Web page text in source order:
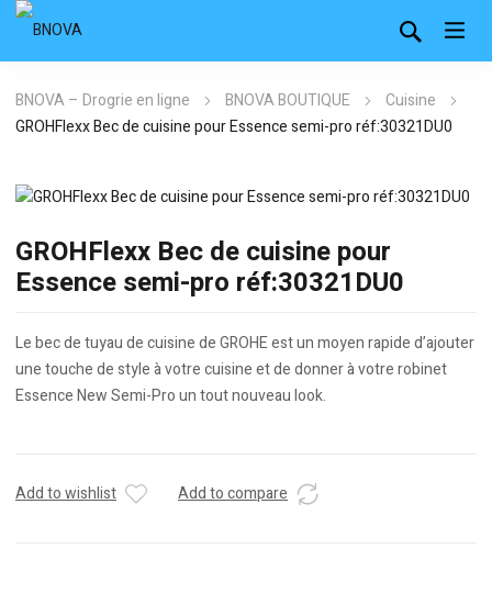
BNOVA – Drogrie en ligne BNOVA BOUTIQUE
Cuisine
GROHFlexx Bec de cuisine pour Essence semi-pro réf:30321DU0
GROHFlexx Bec de cuisine pour
Essence semi-pro réf:30321DU0
Le bec de tuyau de cuisine de GROHE est un moyen rapide d’ajouter
une touche de style à votre cuisine et de donner à votre robinet
Essence New Semi-Pro un tout nouveau look.
Add to wishlist Add to compare